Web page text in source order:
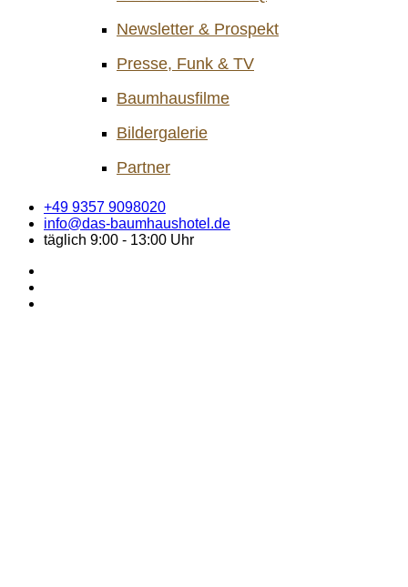
Newsletter & Prospekt
Presse, Funk & TV
Baumhausfilme
Bildergalerie
Partner
+49 9357 9098020
info@das-baumhaushotel.de
täglich 9:00 - 13:00 Uhr